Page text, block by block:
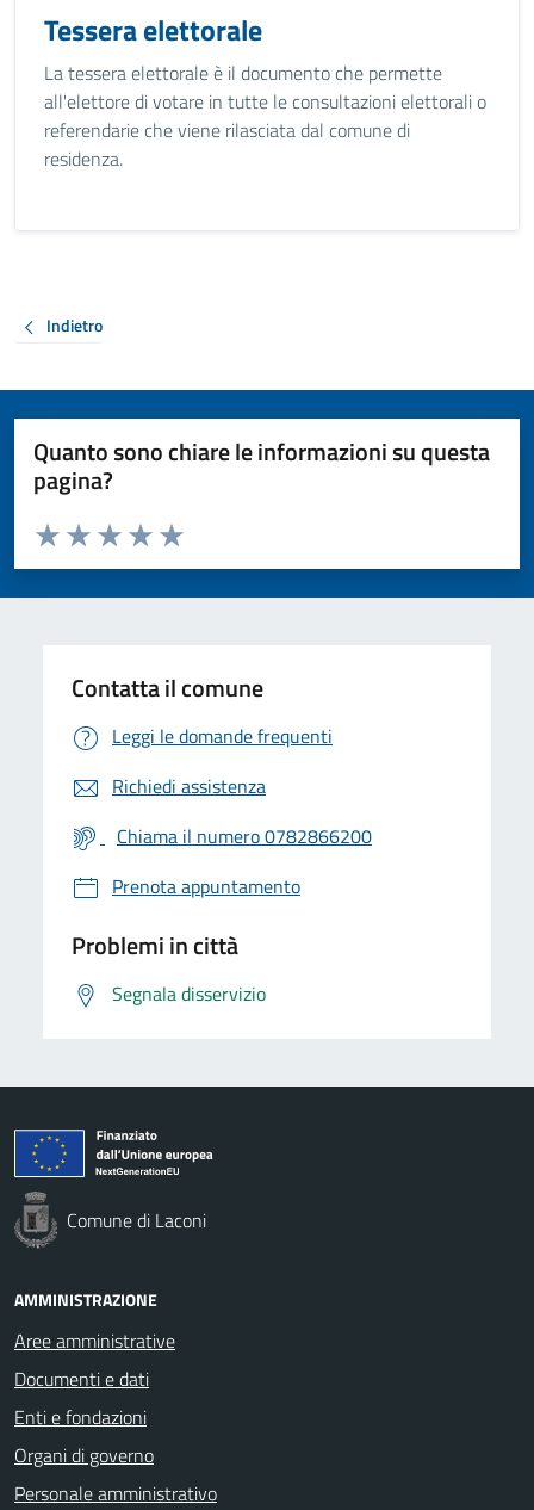
Tessera elettorale
La tessera elettorale è il documento che permette
all'elettore di votare in tutte le consultazioni elettorali o
referendarie che viene rilasciata dal comune di
residenza.
Indietro
Quanto sono chiare le informazioni su questa
pagina?
Valuta da 1 a 5 stelle la pagina
Valuta 5 stelle su 5
Valuta 4 stelle su 5
Valuta 3 stelle su 5
Valuta 2 stelle su 5
Valuta 1 stelle su 5
Contatta il comune
Leggi le domande frequenti
Richiedi assistenza
Chiama il numero 0782866200
Prenota appuntamento
Problemi in città
Segnala disservizio
Comune di Laconi
AMMINISTRAZIONE
Aree amministrative
Documenti e dati
Enti e fondazioni
Organi di governo
Personale amministrativo